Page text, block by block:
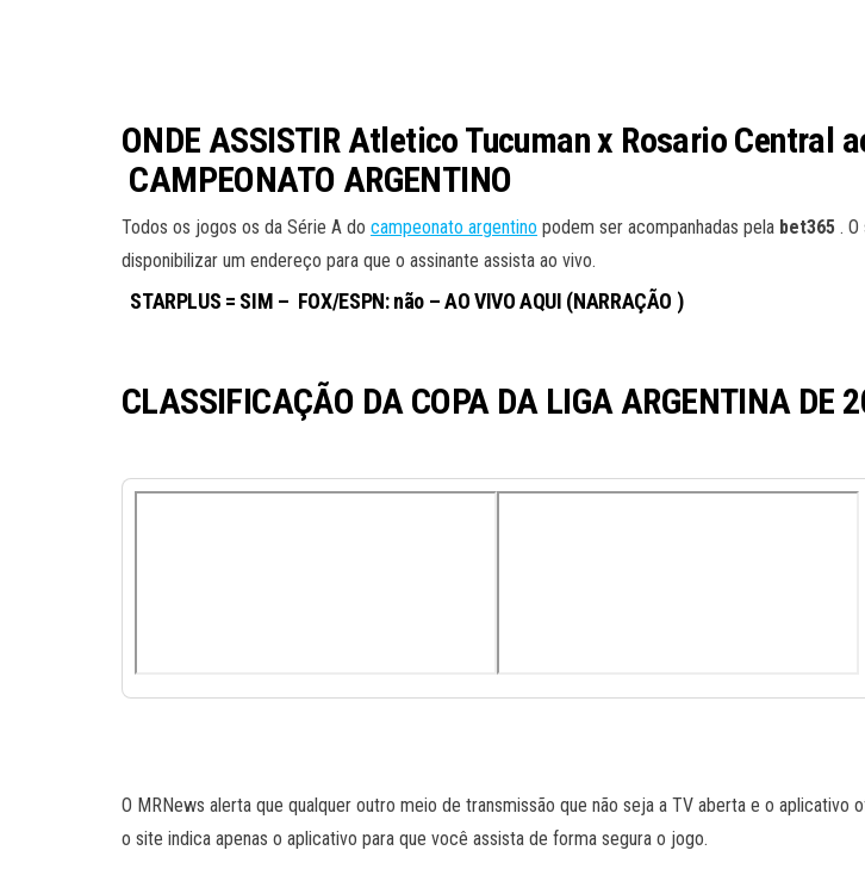
ONDE ASSISTIR Atletico Tucuman x Rosario Central
CAMPEONATO ARGENTINO
Todos os jogos os da Série A do campeonato argentino podem ser acompanhadas pela bet365 .
disponibilizar um endereço para que o assinante assista ao vivo.
STARPLUS = SIM – FOX/ESPN: não – AO VIVO AQUI (NARRAÇÃO )
CLASSIFICAÇÃO DA COPA DA LIGA ARGENTINA DE
O MRNews alerta que qualquer outro meio de transmissão que não seja a TV aberta e o aplicativo
o site indica apenas o aplicativo para que você assista de forma segura o jogo.